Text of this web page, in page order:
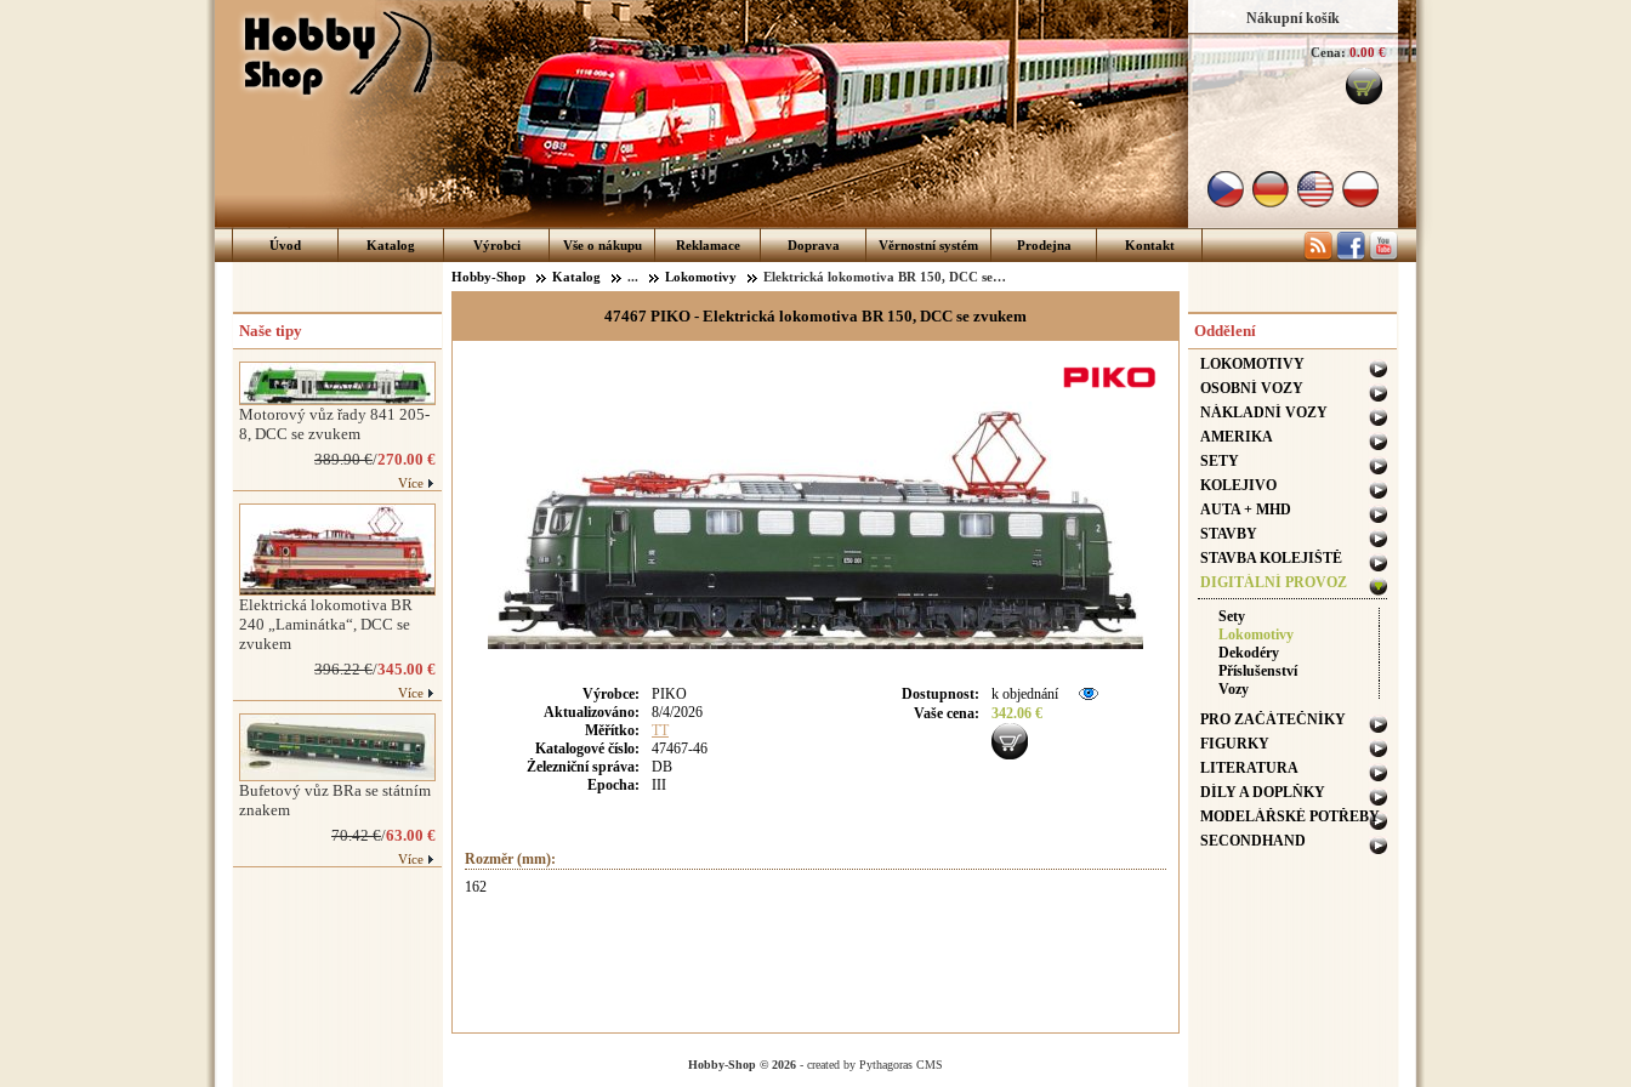
Nákupní košík
Cena: 0.00 €
Úvod Katalog Výrobci Vše o nákupu Reklamace Doprava Věrnostní systém Prodejna Kontakt
Hobby-Shop Katalog ... Lokomotivy Elektrická lokomotiva BR 150, DCC se zvukem
47467 PIKO - Elektrická lokomotiva BR 150, DCC se zvukem
Výrobce:
PIKO
Aktualizováno:
8/4/2026
Měřítko:
TT
Katalogové číslo:
47467-46
Železniční správa:
DB
Epocha:
III
Dostupnost:
k objednání
Vaše cena: 342.06 €
Rozměr (mm):
162
Naše tipy
Motorový vůz řady 841 205-
8, DCC se zvukem
389.90 €/270.00 €
Více
Elektrická lokomotiva BR
240 „Laminátka“, DCC se
zvukem
396.22 €/345.00 €
Více
Bufetový vůz BRa se státním
znakem
70.42 €/63.00 €
Více
Oddělení
LOKOMOTIVY
OSOBNÍ VOZY
NÁKLADNÍ VOZY
AMERIKA
SETY
KOLEJIVO
AUTA + MHD
STAVBY
STAVBA KOLEJIŠTĚ
DIGITÁLNÍ PROVOZ
Sety
Lokomotivy
Dekodéry
Příslušenství
Vozy
PRO ZAČÁTEČNÍKY
FIGURKY
LITERATURA
DÍLY A DOPLŇKY
MODELÁŘSKÉ POTŘEBY
SECONDHAND
Hobby-Shop © 2026 - created by Pythagoras CMS